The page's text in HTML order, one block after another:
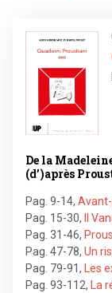
Image
De la
(d’)après
Pag. 9-14,
Pag. 15-30,
Il
Pag. 31-46,
Pag. 47-78, Un
Pag. 79-91,
Les
Pag. 93-112,
La